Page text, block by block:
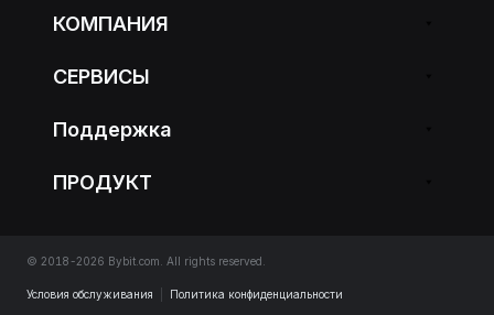
КОМПАНИЯ
СЕРВИСЫ
Поддержка
ПРОДУКТ
© 2018-2026 Bybit.com. All rights reserved.
Условия обслуживания Политика конфиденциальности